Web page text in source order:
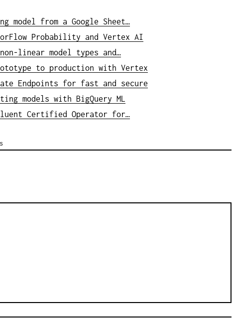
model from a Google Sheet…
Probability and Vertex AI
linear model types and…
to production with Vertex
Endpoints for fast and secure
models with BigQuery ML
Certified Operator for…